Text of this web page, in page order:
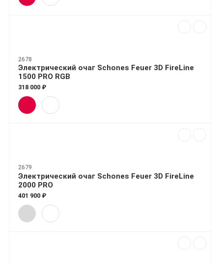
2678
Электрический очаг Schones Feuer 3D FireLine
1500 PRO RGB
318 000 ₽
2679
Электрический очаг Schones Feuer 3D FireLine
2000 PRO
401 900 ₽